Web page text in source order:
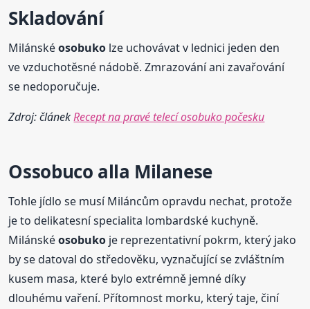
Skladování
Milánskéosobuko lze uchovávat v lednici jeden den
ve vzduchotěsné nádobě. Zmrazování ani zavařování
se nedoporučuje.
Zdroj: článekRecept na pravé telecí osobuko počesku
Ossobuco alla Milanese
Tohle jídlo se musí Miláncům opravdu nechat, protože
je to delikatesní specialita lombardské kuchyně.
Milánskéosobuko je reprezentativní pokrm, který jako
by se datoval do středověku, vyznačující se zvláštním
kusem masa, které bylo extrémně jemné díky
dlouhému vaření. Přítomnost morku, který taje, činí